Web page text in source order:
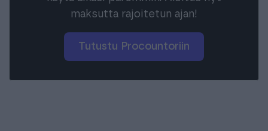
maksutta rajoitetun ajan!
Tutustu Procountoriin